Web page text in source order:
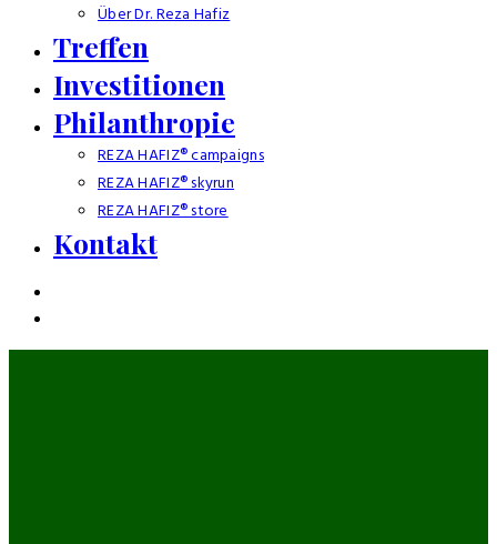
Über Dr. Reza Hafiz
Treffen
Investitionen
Philanthropie
REZA HAFIZ® campaigns
REZA HAFIZ® skyrun
REZA HAFIZ® store
Kontakt